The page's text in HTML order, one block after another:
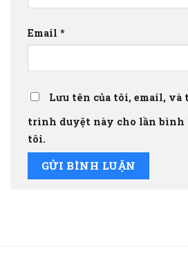
Email *
Lưu tên của tôi, email,
trình duyệt này cho lần bình
tôi.